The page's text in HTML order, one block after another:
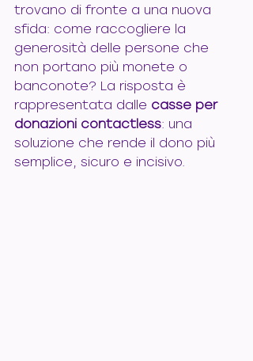
trovano di fronte a una nuova
sfida: come raccogliere la
generosità delle persone che
non portano più monete o
banconote? La risposta è
rappresentata dalle casse per
donazioni contactless: una
soluzione che rende il dono più
semplice, sicuro e incisivo.